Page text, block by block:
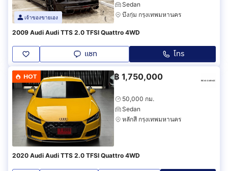
เจ้าของขายเอง
Sedan
บึงกุ่ม กรุงเทพมหานคร
2009 Audi Audi TTS 2.0 TFSI Quattro 4WD
แชท โทร
HOT ฿ 1,750,000
50,000 กม.
Sedan
หลักสี่ กรุงเทพมหานคร
2020 Audi Audi TTS 2.0 TFSI Quattro 4WD